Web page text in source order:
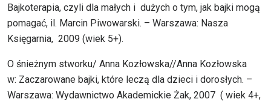
Bajkoterapia, czyli dla małych i dużych o tym, jak bajki mogą
pomagać, il. Marcin Piwowarski. – Warszawa: Nasza
Księgarnia, 2009 (wiek 5+).
O śnieżnym stworku/ Anna Kozłowska//Anna Kozłowska
w: Zaczarowane bajki, które leczą dla dzieci i dorosłych. –
Warszawa: Wydawnictwo Akademickie Żak, 2007 ( wiek 4+,